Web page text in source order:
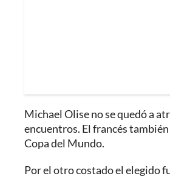
Michael Olise no se quedó a
encuentros. El francés
Copa del Mundo.
Por el otro costado el elegido